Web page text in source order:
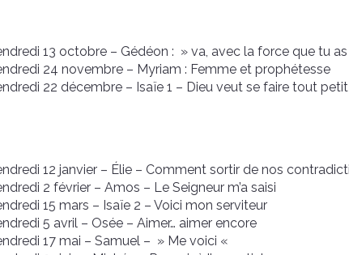
13 octobre – Gédéon : » va, avec la force que tu
24 novembre – Myriam : Femme et prophétesse
22 décembre – Isaïe 1 – Dieu veut se faire tout petit
12 janvier – Élie – Comment sortir de nos
2 février – Amos – Le Seigneur m’a saisi
15 mars – Isaïe 2 – Voici mon serviteur
5 avril – Osée – Aimer… aimer encore
17 mai – Samuel – » Me voici «